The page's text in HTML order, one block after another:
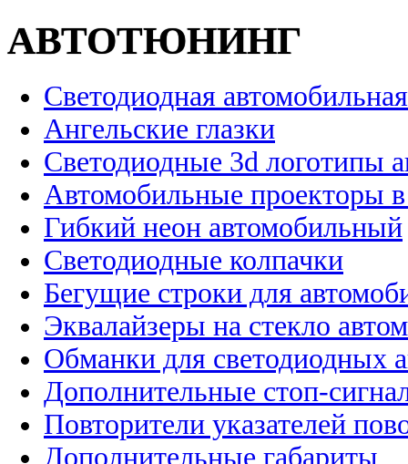
АВТОТЮНИНГ
Светодиодная
Ангельские глазки
Светодиодные 3d логотипы
Автомобильные проекторы
Гибкий неон автомобильный
Светодиодные колпачки
Бегущие строки для
Эквалайзеры на стекло
Обманки для светодиодных
Дополнительные стоп-
Повторители указателей
Дополнительные габариты